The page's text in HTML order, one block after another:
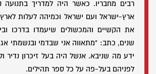
רבים מחבריו. כאשר היה למדריך בתנועה
ארץ-ישראל ועם ישראל וכמיהה לעלות
שנים, כתב: "מתאווה אני שבדמי ובנשמתי
ידע מה שניבא. אנשל היה בעל זיכרון נדיר
לפניהם בעל-פה על כל ספר תהילים.